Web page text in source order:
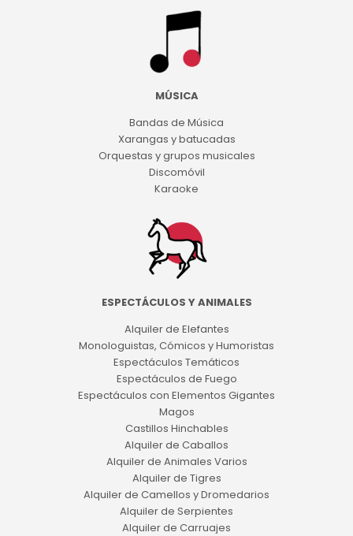
MÚSICA
Bandas de Música
Xarangas y batucadas
Orquestas y grupos musicales
Discomóvil
Karaoke
ESPECTÁCULOS Y ANIMALES
Alquiler de Elefantes
Monologuistas, Cómicos y Humoristas
Espectáculos Temáticos
Espectáculos de Fuego
Espectáculos con Elementos Gigantes
Magos
Castillos Hinchables
Alquiler de Caballos
Alquiler de Animales Varios
Alquiler de Tigres
Alquiler de Camellos y Dromedarios
Alquiler de Serpientes
Alquiler de Carruajes